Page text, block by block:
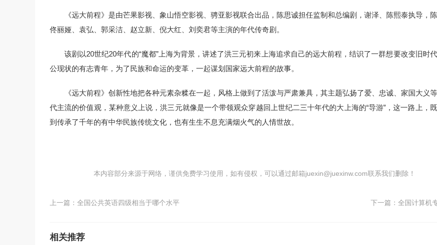
《远大前程》是由芒果影视、象山悟空影视、骋亚影视联合出品，陈思诚担任监制和总编剧，谢泽、陈熙泰执导，
佟丽娅、袁弘、郭采洁、赵立新、倪大红、刘奕君等主演的年代传奇剧。
该剧以20世纪20年代的“魔都”上海为背景，讲述了洪三元初来上海追求自己的远大前程，结识了一群想要改变旧时
公现状的有志青年，为了民族和命运的变革，一起谋划国家远大前程的故事。
《远大前程》创新性地把各种元素杂糅在一起，风格上做到了活泼与严肃兼具，其主题弘扬了爱、忠诚、家国大义
代主流的价值观，某种意义上说，洪三元就像是一个带领观众穿越回上世纪二三十年代的大上海的“导游”，这一路上，
到传承了千年的有中华民族传统文化，也有生生不息充满烟火气的人情世故。
本内容部分来源于网络，谨供免费学习使用，如有侵权，可以通过邮箱juexin@juexinw.com联系我们删除！
上一篇： 全国公共英语四级相当于哪个水平 下一篇： 全国计算机
相关推荐